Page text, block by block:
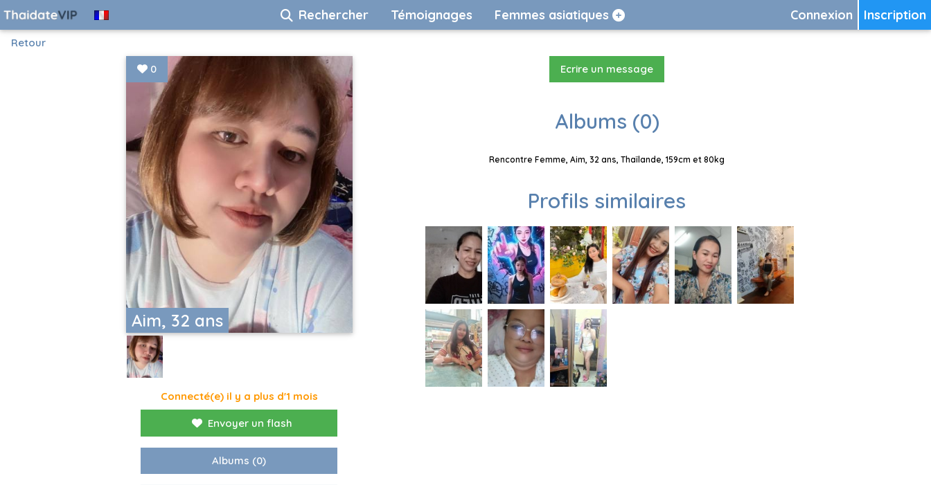
Inscription
Connexion
Rechercher Témoignages Femmes asiatiques
Retour
Aim, 32 ans
0
Connecté(e) il y a plus d'1 mois
Envoyer un flash
Albums (0)
Ecrire un message
Albums (0)
Rencontre Femme, Aim, 32 ans, Thaïlande, 159cm et 80kg
Profils similaires